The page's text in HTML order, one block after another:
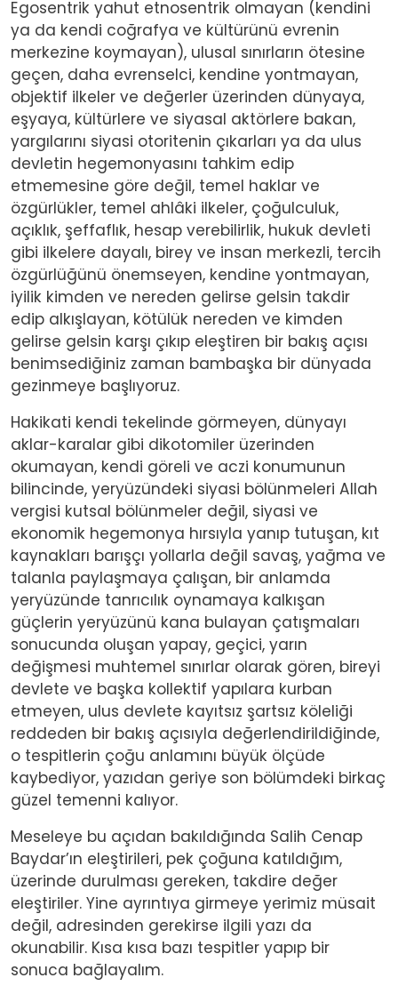
Egosentrik yahut etnosentrik olmayan (kendini
ya da kendi coğrafya ve kültürünü evrenin
merkezine koymayan), ulusal sınırların ötesine
geçen, daha evrenselci, kendine yontmayan,
objektif ilkeler ve değerler üzerinden dünyaya,
eşyaya, kültürlere ve siyasal aktörlere bakan,
yargılarını siyasi otoritenin çıkarları ya da ulus
devletin hegemonyasını tahkim edip
etmemesine göre değil, temel haklar ve
özgürlükler, temel ahlâki ilkeler, çoğulculuk,
açıklık, şeffaflık, hesap verebilirlik, hukuk devleti
gibi ilkelere dayalı, birey ve insan merkezli, tercih
özgürlüğünü önemseyen, kendine yontmayan,
iyilik kimden ve nereden gelirse gelsin takdir
edip alkışlayan, kötülük nereden ve kimden
gelirse gelsin karşı çıkıp eleştiren bir bakış açısı
benimsediğiniz zaman bambaşka bir dünyada
gezinmeye başlıyoruz.
Hakikati kendi tekelinde görmeyen, dünyayı
aklar-karalar gibi dikotomiler üzerinden
okumayan, kendi göreli ve aczi konumunun
bilincinde, yeryüzündeki siyasi bölünmeleri Allah
vergisi kutsal bölünmeler değil, siyasi ve
ekonomik hegemonya hırsıyla yanıp tutuşan, kıt
kaynakları barışçı yollarla değil savaş, yağma ve
talanla paylaşmaya çalışan, bir anlamda
yeryüzünde tanrıcılık oynamaya kalkışan
güçlerin yeryüzünü kana bulayan çatışmaları
sonucunda oluşan yapay, geçici, yarın
değişmesi muhtemel sınırlar olarak gören, bireyi
devlete ve başka kollektif yapılara kurban
etmeyen, ulus devlete kayıtsız şartsız köleliği
reddeden bir bakış açısıyla değerlendirildiğinde,
o tespitlerin çoğu anlamını büyük ölçüde
kaybediyor, yazıdan geriye son bölümdeki birkaç
güzel temenni kalıyor.
Meseleye bu açıdan bakıldığında Salih Cenap
Baydar’ın eleştirileri, pek çoğuna katıldığım,
üzerinde durulması gereken, takdire değer
eleştiriler. Yine ayrıntıya girmeye yerimiz müsait
değil, adresinden gerekirse ilgili yazı da
okunabilir. Kısa kısa bazı tespitler yapıp bir
sonuca bağlayalım.